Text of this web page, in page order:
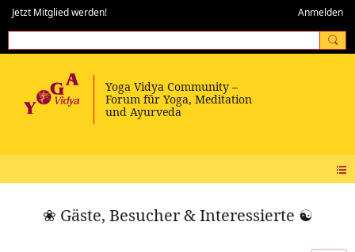
Jetzt Mitglied werden! Anmelden
❀ Gäste, Besucher & Interessierte ☯